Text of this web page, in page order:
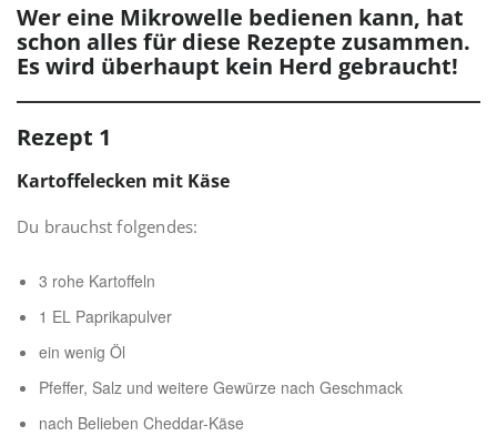
Wer eine Mikrowelle bedienen kann, hat
schon alles für diese Rezepte zusammen.
Es wird überhaupt kein Herd gebraucht!
Rezept 1
Kartoffelecken mit Käse
Du brauchst folgendes:
3 rohe Kartoffeln
1 EL Paprikapulver
ein wenig Öl
Pfeffer, Salz und weitere Gewürze nach Geschmack
nach Belieben Cheddar-Käse